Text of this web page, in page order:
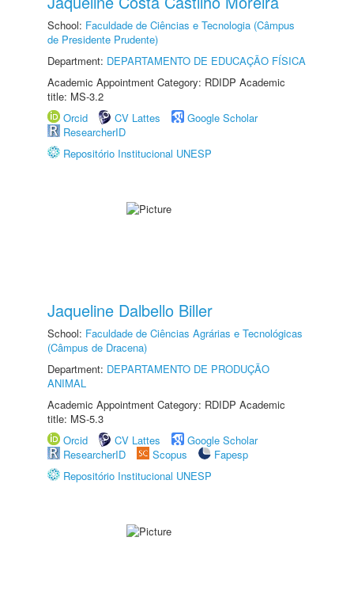
School: Faculdade de Ciências e Tecnologia (Câmpus
de Presidente Prudente)
Department: DEPARTAMENTO DE EDUCAÇÃO FÍSICA
Academic Appointment Category: RDIDP Academic
title: MS-3.2
Orcid
CV Lattes
Google Scholar
ResearcherID
Repositório Institucional UNESP
Jaqueline Dalbello Biller
School: Faculdade de Ciências Agrárias e Tecnológicas
(Câmpus de Dracena)
Department: DEPARTAMENTO DE PRODUÇÃO
ANIMAL
Academic Appointment Category: RDIDP Academic
title: MS-5.3
Orcid
CV Lattes
Google Scholar
ResearcherID
Scopus
Fapesp
Repositório Institucional UNESP